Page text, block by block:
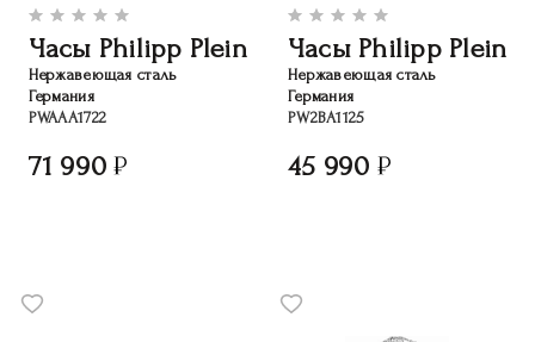
Часы Philipp Plein
Нержавеющая сталь
Германия
PWAAA1722
71 990
Часы Philipp Plein
Нержавеющая сталь
Германия
PW2BA1125
45 990